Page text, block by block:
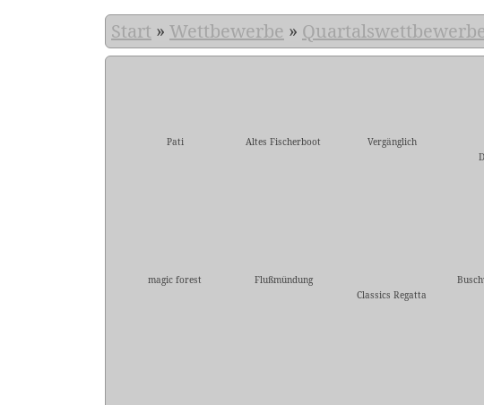
Start » Wettbewerbe »
Pati Altes Fischerboot
Vergänglich
magic forest
Flußmündung
Classics Regatta